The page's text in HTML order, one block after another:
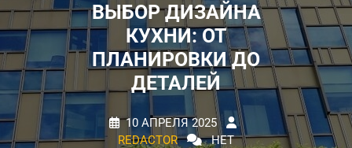
ВЫБОР ДИЗАЙНА
КУХНИ: ОТ
ПЛАНИРОВКИ ДО
ДЕТАЛЕЙ
10 АПРЕЛЯ 2025
REDACTOR
НЕТ